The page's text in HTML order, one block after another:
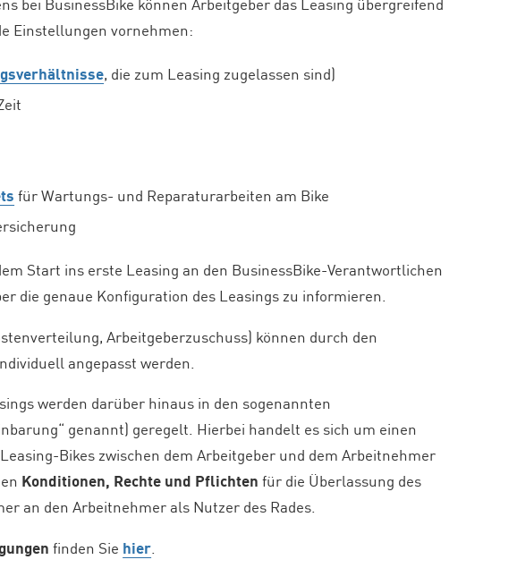
bei BusinessBike können Arbeitgeber das Leasing übergreifend
Einstellungen vornehmen:
, die zum Leasing zugelassen sind)
für Wartungs- und Reparaturarbeiten am Bike
Start ins erste Leasing an den BusinessBike-Verantwortlichen
die genaue Konfiguration des Leasings zu informieren.
Arbeitgeberzuschuss) können durch den
angepasst werden.
werden darüber hinaus in den sogenannten
genannt) geregelt. Hierbei handelt es sich um einen
Bikes zwischen dem Arbeitgeber und dem Arbeitnehmer
Konditionen, Rechte und Pflichtenfür die Überlassung des
an den Arbeitnehmer als Nutzer des Rades.
finden Sie hier.